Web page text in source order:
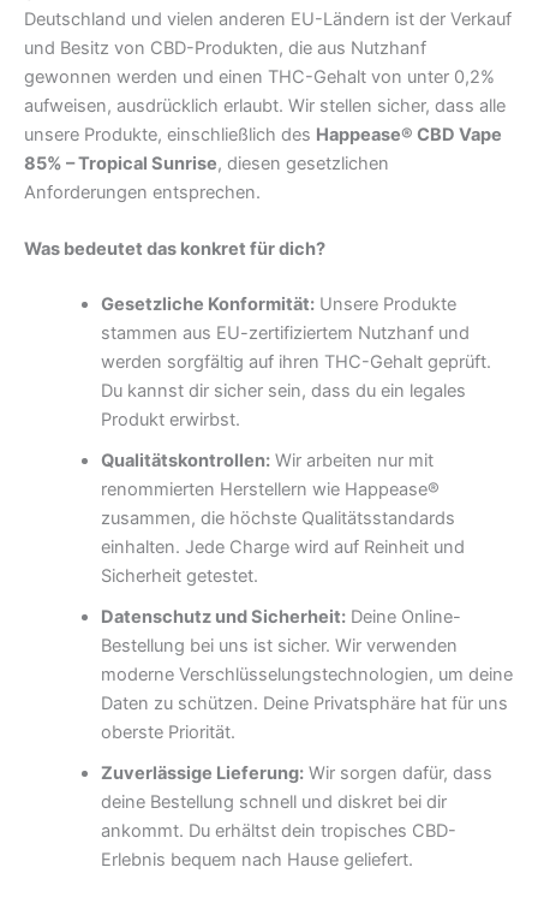
Deutschland und vielen anderen EU-Ländern ist der Verkauf
und Besitz von CBD-Produkten, die aus Nutzhanf
gewonnen werden und einen THC-Gehalt von unter 0,2%
aufweisen, ausdrücklich erlaubt. Wir stellen sicher, dass alle
unsere Produkte, einschließlich des Happease® CBD Vape
85% – Tropical Sunrise, diesen gesetzlichen
Anforderungen entsprechen.
Was bedeutet das konkret für dich?
Gesetzliche Konformität:Unsere Produkte
stammen aus EU-zertifiziertem Nutzhanf und
werden sorgfältig auf ihren THC-Gehalt geprüft.
Du kannst dir sicher sein, dass du ein legales
Produkt erwirbst.
Qualitätskontrollen:Wir arbeiten nur mit
renommierten Herstellern wie Happease®
zusammen, die höchste Qualitätsstandards
einhalten. Jede Charge wird auf Reinheit und
Sicherheit getestet.
Datenschutz und Sicherheit:Deine Online-
Bestellung bei uns ist sicher. Wir verwenden
moderne Verschlüsselungstechnologien, um deine
Daten zu schützen. Deine Privatsphäre hat für uns
oberste Priorität.
Zuverlässige Lieferung:Wir sorgen dafür, dass
deine Bestellung schnell und diskret bei dir
ankommt. Du erhältst dein tropisches CBD-
Erlebnis bequem nach Hause geliefert.